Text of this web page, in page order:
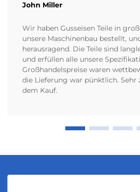
John Miller
Wir haben Gusseisen Teile in
unsere Maschinenbau bestellt,
herausragend. Die Teile sind
und erfüllen alle unsere
Großhandelspreise waren
die Lieferung war pünktlich. Sehr
dem Kauf.